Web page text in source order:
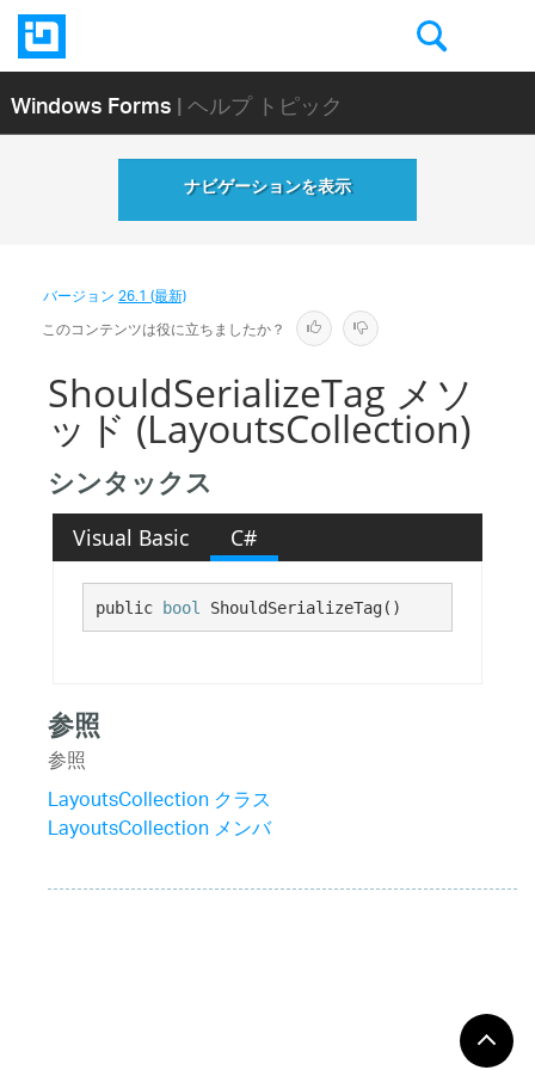
Windows Forms| ヘルプ トピック
ナビゲーションを表示
バージョン26.1 (最新)
このコンテンツは役に立ちましたか？
ShouldSerializeTag メソ
ッド (LayoutsCollection)
シンタックス
Visual Basic C#
public bool ShouldSerializeTag()
参照
参照
LayoutsCollection クラス
LayoutsCollection メンバ